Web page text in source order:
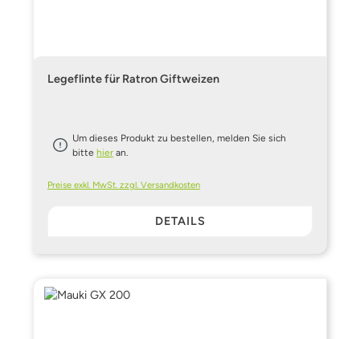
Legeflinte für Ratron Giftweizen
Um dieses Produkt zu bestellen, melden Sie sich
bittehier an.
Preise exkl. MwSt. zzgl. Versandkosten
DETAILS